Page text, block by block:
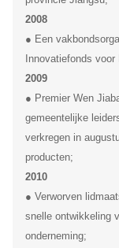
2008
● Een
Innovatiefonds
2009
● Premier Wen
gemeentelijke
verkregen in
producten;
2010
● Verworven
snelle ontwikkeling
onderneming;